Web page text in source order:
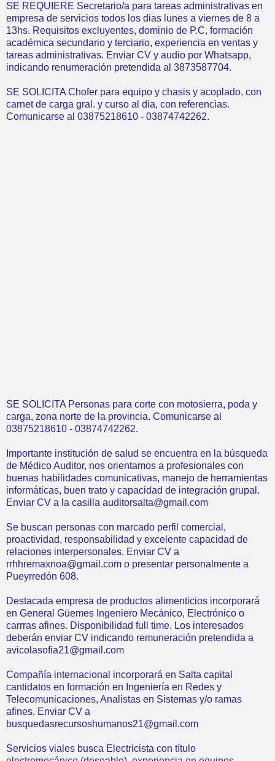
SE REQUIERE Secretario/a para tareas administrativas en
empresa de servicios todos los dias lunes a viernes de 8 a
13hs. Requisitos excluyentes, dominio de P.C, formación
académica secundario y terciario, experiencia en ventas y
tareas administrativas. Enviar CV y audio por Whatsapp,
indicando renumeración pretendida al 3873587704.
SE SOLICITA Chofer para equipo y chasis y acoplado, con
carnet de carga gral. y curso al dia, con referencias.
Comunicarse al 03875218610 - 03874742262.
SE SOLICITA Personas para corte con motosierra, poda y
carga, zona norte de la provincia. Comunicarse al
03875218610 - 03874742262.
Importante institución de salud se encuentra en la búsqueda
de Médico Auditor, nos orientamos a profesionales con
buenas habilidades comunicativas, manejo de herramientas
informáticas, buen trato y capacidad de integración grupal.
Enviar CV a la casilla auditorsalta@gmail.com
Se buscan personas con marcado perfil comercial,
proactividad, responsabilidad y excelente capacidad de
relaciones interpersonales. Enviar CV a
rrhhremaxnoa@gmail.com o presentar personalmente a
Pueyrredón 608.
Destacada empresa de productos alimenticios incorporará
en General Güemes Ingeniero Mecánico, Electrónico o
carrras afines. Disponibilidad full time. Los interesados
deberán enviar CV indicando remuneración pretendida a
avicolasofia21@gmail.com
Compañía internacional incorporará en Salta capital
cantidatos en formación en Ingeniería en Redes y
Telecomunicaciones, Analistas en Sistemas y/o ramas
afines. Enviar CV a
busquedasrecursoshumanos21@gmail.com
Servicios viales busca Electricista con título